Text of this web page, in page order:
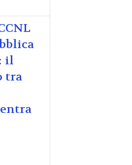
il
tra